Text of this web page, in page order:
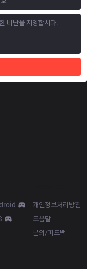
개인정보처리방침
도움말
문의/피드백